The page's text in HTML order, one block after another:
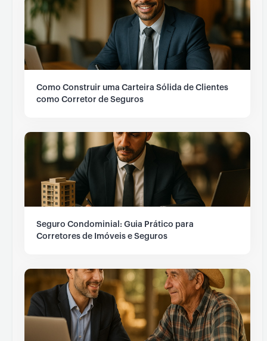
Como Construir uma Carteira Sólida de Clientes
como Corretor de Seguros
Seguro Condominial: Guia Prático para
Corretores de Imóveis e Seguros